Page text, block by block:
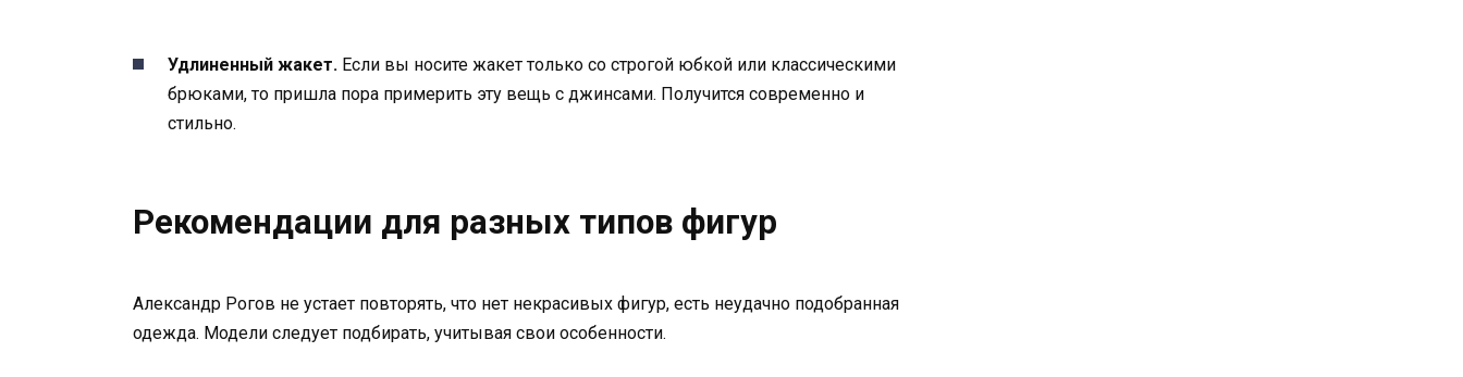
Удлиненный жакет. Если вы носите жакет только со строгой юбкой или классическими
брюками, то пришла пора примерить эту вещь с джинсами. Получится современно и
стильно.
Рекомендации для разных типов фигур
Александр Рогов не устает повторять, что нет некрасивых фигур, есть неудачно подобранная
одежда. Модели следует подбирать, учитывая свои особенности.